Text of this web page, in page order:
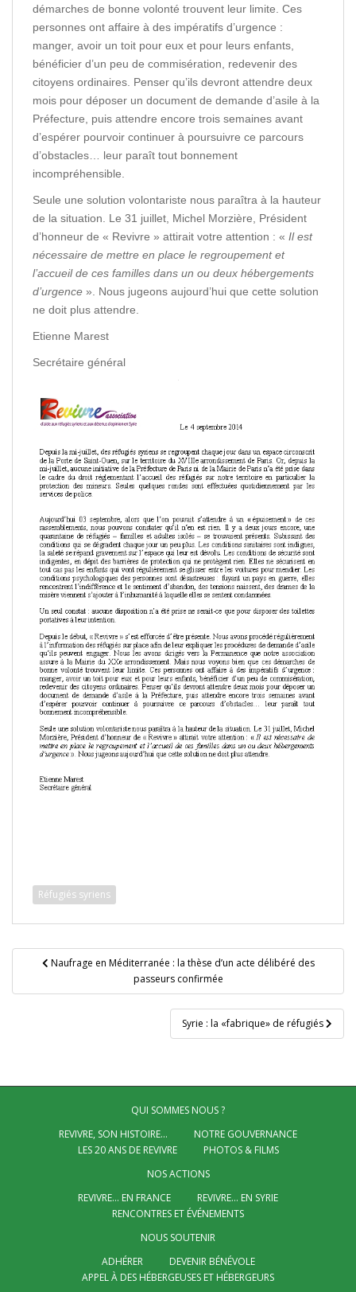
démarches de bonne volonté trouvent leur limite. Ces
personnes ont affaire à des impératifs d’urgence :
manger, avoir un toit pour eux et pour leurs enfants,
bénéficier d’un peu de commisération, redevenir des
citoyens ordinaires. Penser qu’ils devront attendre deux
mois pour déposer un document de demande d’asile à la
Préfecture, puis attendre encore trois semaines avant
d’espérer pourvoir continuer à poursuivre ce parcours
d’obstacles… leur paraît tout bonnement
incompréhensible.
Seule une solution volontariste nous paraîtra à la hauteur
de la situation. Le 31 juillet, Michel Morzière, Président
d’honneur de « Revivre » attirait votre attention : « Il est
nécessaire de mettre en place le regroupement et
l’accueil de ces familles dans un ou deux hébergements
d’urgence ». Nous jugeons aujourd’hui que cette solution
ne doit plus attendre.
Etienne Marest
Secrétaire général
Réfugiés syriens
Navigation
l’article
Naufrage en Méditerranée : la thèse d’un acte délibéré des
passeurs confirmée
Syrie : la «fabrique» de réfugiés
QUI SOMMES NOUS ?
REVIVRE, SON HISTOIRE…
NOTRE GOUVERNANCE
LES 20 ANS DE REVIVRE
PHOTOS & FILMS
NOS ACTIONS
REVIVRE… EN FRANCE
REVIVRE… EN SYRIE
RENCONTRES ET ÉVÉNEMENTS
NOUS SOUTENIR
ADHÉRER
DEVENIR BÉNÉVOLE
APPEL À DES HÉBERGEUSES ET HÉBERGEURS